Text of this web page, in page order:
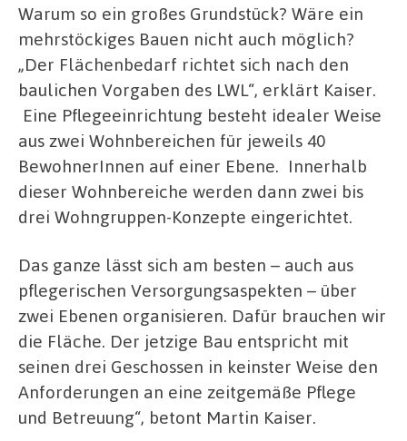
Warum so ein großes Grundstück? Wäre ein
mehrstöckiges Bauen nicht auch möglich?
„Der Flächenbedarf richtet sich nach den
baulichen Vorgaben des LWL“, erklärt Kaiser.
Eine Pflegeeinrichtung besteht idealer Weise
aus zwei Wohnbereichen für jeweils 40
BewohnerInnen auf einer Ebene. Innerhalb
dieser Wohnbereiche werden dann zwei bis
drei Wohngruppen-Konzepte eingerichtet.
Das ganze lässt sich am besten – auch aus
pflegerischen Versorgungsaspekten – über
zwei Ebenen organisieren. Dafür brauchen wir
die Fläche. Der jetzige Bau entspricht mit
seinen drei Geschossen in keinster Weise den
Anforderungen an eine zeitgemäße Pflege
und Betreuung“, betont Martin Kaiser.